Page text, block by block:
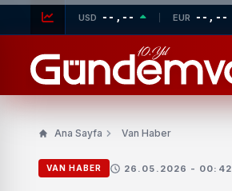
USD --,-- EUR --,--
Ana Sayfa Van Haber
VAN HABER 26.05.2026 - 00:42